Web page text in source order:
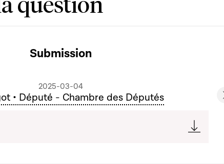
Submission
2025-03-04
• Député - Chambre des Députés